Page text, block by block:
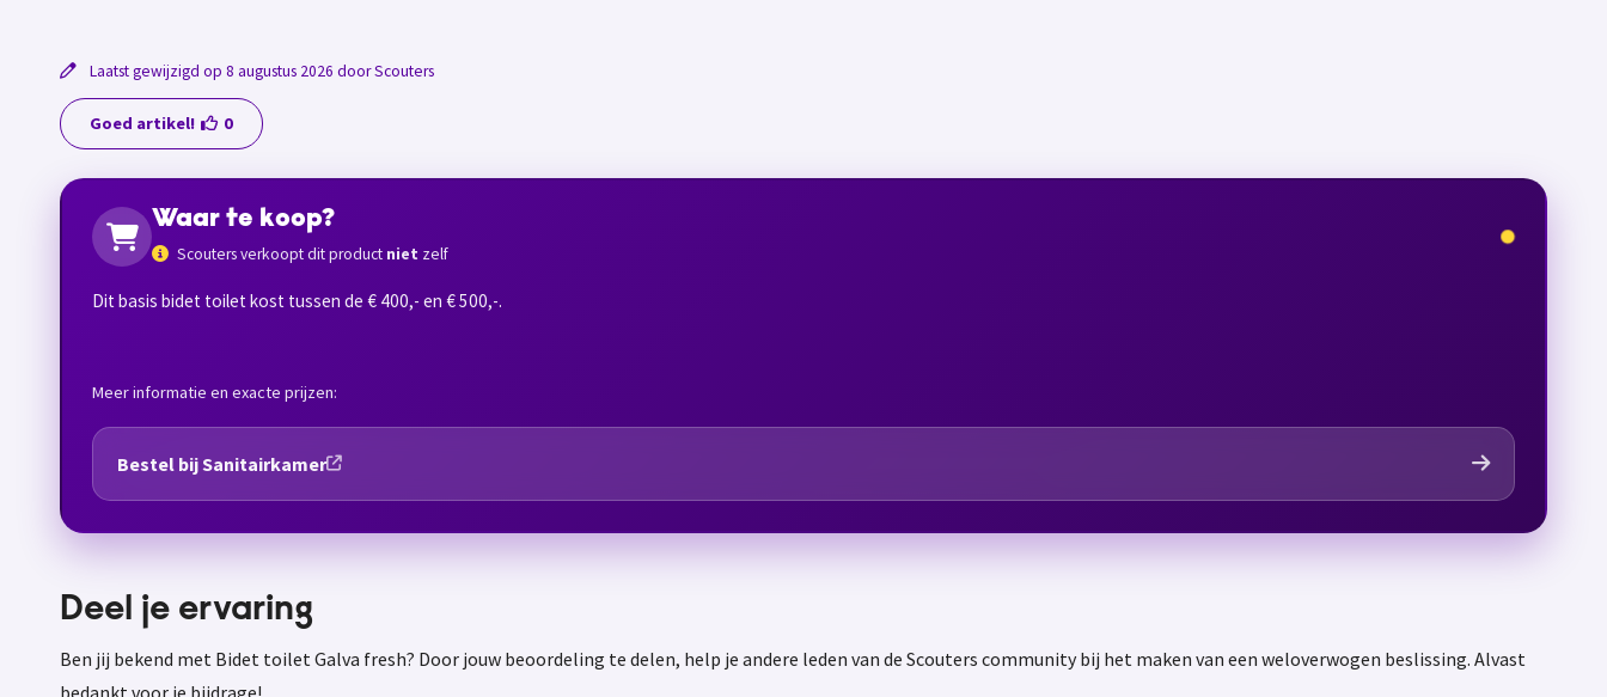
Laatst gewijzigd op 8 augustus 2026 door Scouters
Goed artikel! 0
Waar te koop?
Scouters verkoopt dit product niet zelf
Dit basis bidet toilet kost tussen de € 400,- en € 500,-.
Meer informatie en exacte prijzen:
Bestel bij Sanitairkamer
Deel je ervaring
Ben jij bekend met Bidet toilet Galva fresh? Door jouw beoordeling te delen, help je andere leden van de Scouters community bij het maken van een weloverwogen beslissing. Alvast
bedankt voor je bijdrage!